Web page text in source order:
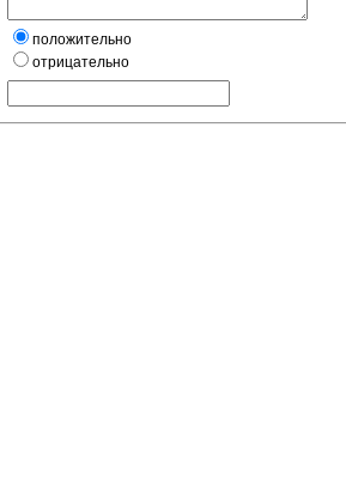
положительно
отрицательно